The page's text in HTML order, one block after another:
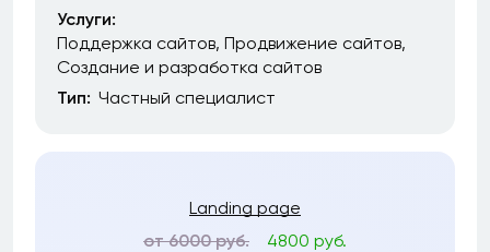
Услуги:
Поддержка сайтов Продвижение сайтов
Создание и разработка сайтов
Тип: Частный специалист
Landing page
от 6000 руб.
4800 руб.